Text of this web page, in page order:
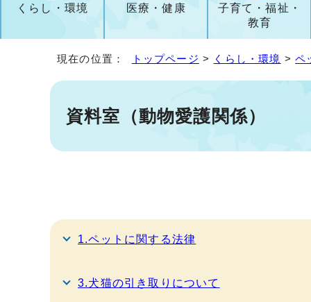
くらし・環境 医療・健康
子育て・福祉・
教育
現在の位置： トップページ > くらし・環境 >ペ
資料室（動物愛護関係）
1.ペットに関する法律
3.犬猫の引き取りについて